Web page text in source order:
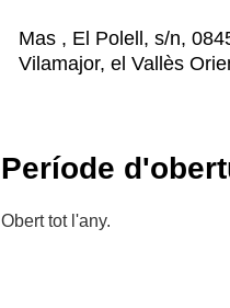
Mas , El Polell, s/n,
Vilamajor, el Vallès
Període
Obert tot l'any.